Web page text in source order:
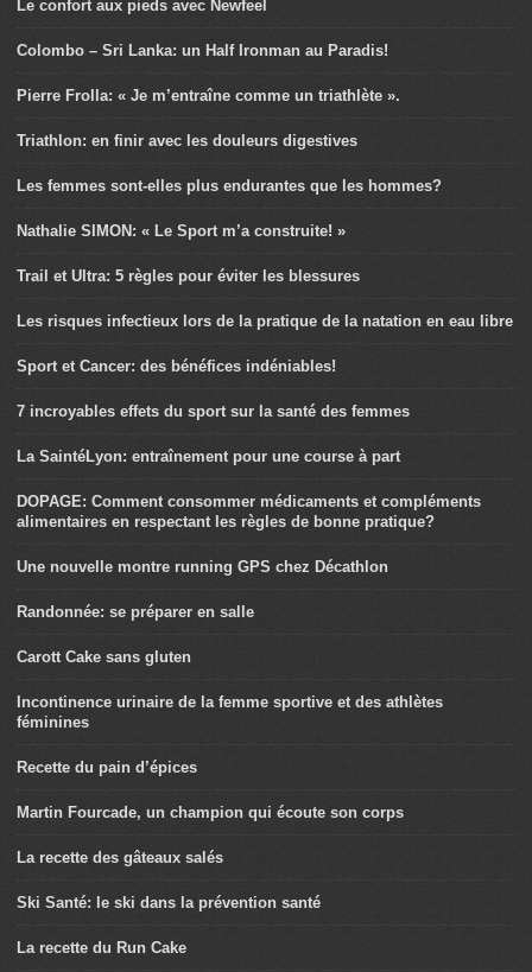
Le confort aux pieds avec Newfeel
Colombo – Sri Lanka: un Half Ironman au Paradis!
Pierre Frolla: « Je m’entraîne comme un triathlète ».
Triathlon: en finir avec les douleurs digestives
Les femmes sont-elles plus endurantes que les hommes?
Nathalie SIMON: « Le Sport m’a construite! »
Trail et Ultra: 5 règles pour éviter les blessures
Les risques infectieux lors de la pratique de la natation en eau libre
Sport et Cancer: des bénéfices indéniables!
7 incroyables effets du sport sur la santé des femmes
La SaintéLyon: entraînement pour une course à part
DOPAGE: Comment consommer médicaments et compléments
alimentaires en respectant les règles de bonne pratique?
Une nouvelle montre running GPS chez Décathlon
Randonnée: se préparer en salle
Carott Cake sans gluten
Incontinence urinaire de la femme sportive et des athlètes
féminines
Recette du pain d’épices
Martin Fourcade, un champion qui écoute son corps
La recette des gâteaux salés
Ski Santé: le ski dans la prévention santé
La recette du Run Cake